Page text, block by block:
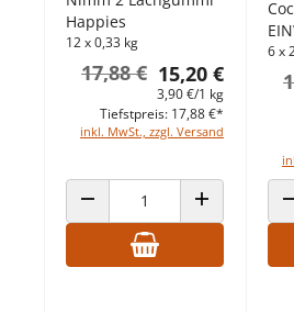
Happies
12 x 0,33 kg
15,20 €
17,88 €
3,90 €/1 kg
inkl. MwSt., zzgl. Versand
Tiefstpreis: 17,88 €*
ANZAHL VERRINGERNANZAHL
6 x